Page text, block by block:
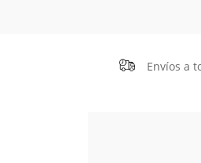
Envíos a